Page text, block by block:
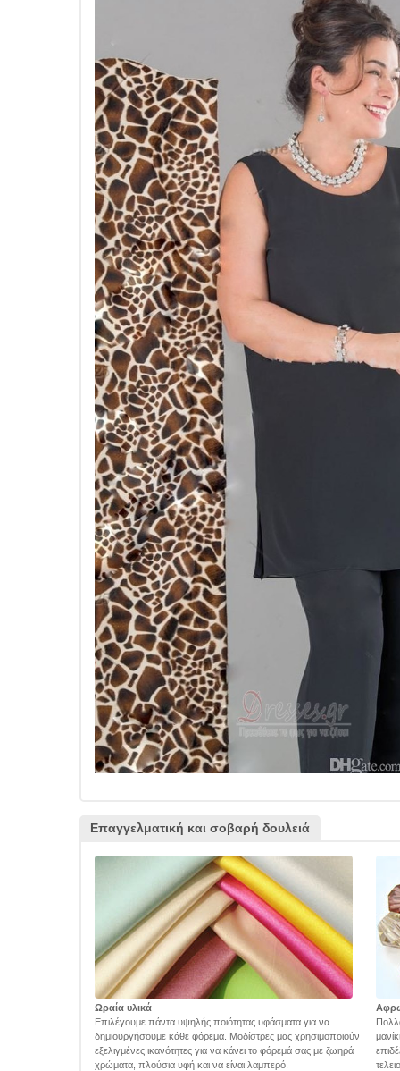
Επαγγελματική και σοβαρή δουλειά
Ωραία υλικά
Επιλέγουμε πάντα υψηλής ποιότητας υφάσματα για να
δημιουργήσουμε κάθε φόρεμα. Μοδίστρες μας χρησιμοποιούν
εξελιγμένες ικανότητες για να κάνει το φόρεμά σας με ζωηρά
χρώματα, πλούσια υφή και να είναι λαμπερό.